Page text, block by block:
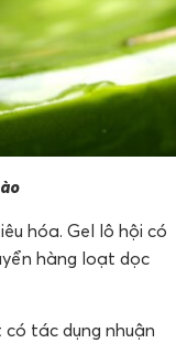
hóa. Gel lô hội có
hàng loạt dọc
tác dụng nhuận